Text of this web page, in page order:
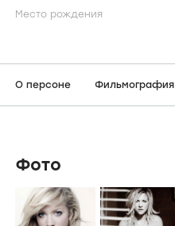
Место рождения
О персоне Фильмография
Фото